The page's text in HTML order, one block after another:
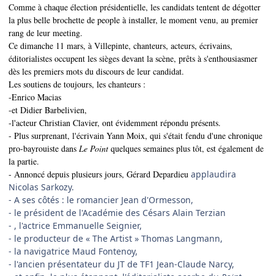
Comme à chaque élection présidentielle, les candidats tentent de dégotter
la plus belle brochette de people à installer, le moment venu, au premier
rang de leur meeting.
Ce dimanche 11 mars, à Villepinte, chanteurs, acteurs, écrivains,
éditorialistes occupent les sièges devant la scène, prêts à s'enthousiasmer
dès les premiers mots du discours de leur candidat.
Les soutiens de toujours, les chanteurs :
-Enrico Macias
-et Didier Barbelivien,
-l'acteur Christian Clavier, ont évidemment répondu présents.
- Plus surprenant, l'écrivain Yann Moix, qui s'était fendu d'une chronique
pro-bayrouiste dans Le Point quelques semaines plus tôt, est également de
la partie.
- Annoncé depuis plusieurs jours, Gérard Depardieu applaudira
Nicolas Sarkozy.
- A ses côtés : le romancier Jean d'Ormesson,
- le président de l'Académie des Césars Alain Terzian
- , l'actrice Emmanuelle Seignier,
- le producteur de « The Artist » Thomas Langmann,
- la navigatrice Maud Fontenoy,
- l'ancien présentateur du JT de TF1 Jean-Claude Narcy,